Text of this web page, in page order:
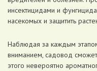
инсектицидами и
насекомых и защитить
Наблюдая за каждым
вниманием, садовод
этого невероятно